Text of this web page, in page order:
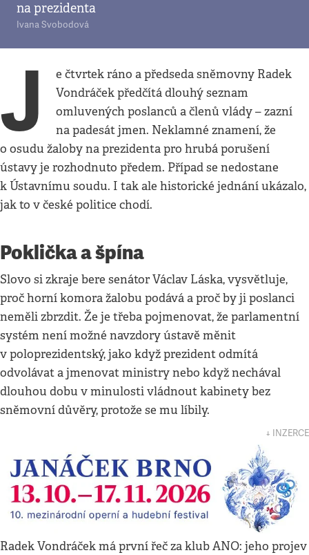
na prezidenta
Ivana Svobodová
J
e čtvrtek ráno a předseda sněmovny Radek
Vondráček předčítá dlouhý seznam
omluvených poslanců a členů vlády – zazní
na padesát jmen. Neklamné znamení, že
o osudu žaloby na prezidenta pro hrubá porušení
ústavy je rozhodnuto předem. Případ se nedostane
k Ústavnímu soudu. I tak ale historické jednání ukázalo,
jak to v české politice chodí.
Poklička a špína
Slovo si zkraje bere senátor Václav Láska, vysvětluje,
proč horní komora žalobu podává a proč by ji poslanci
neměli zbrzdit. Že je třeba pojmenovat, že parlamentní
systém není možné navzdory ústavě měnit
v poloprezidentský, jako když prezident odmítá
odvolávat a jmenovat ministry nebo když nechával
dlouhou dobu v minulosti vládnout kabinety bez
sněmovní důvěry, protože se mu líbily.
↓ INZERCE
Radek Vondráček má první řeč za klub ANO: jeho projev